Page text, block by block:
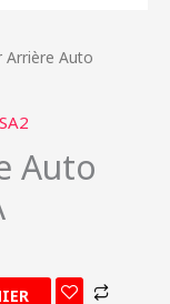
Arrière Auto
Auto